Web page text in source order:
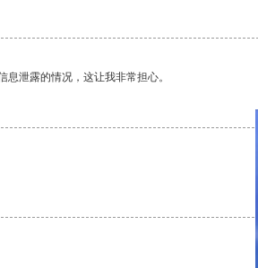
泄露的情况，这让我非常担心。